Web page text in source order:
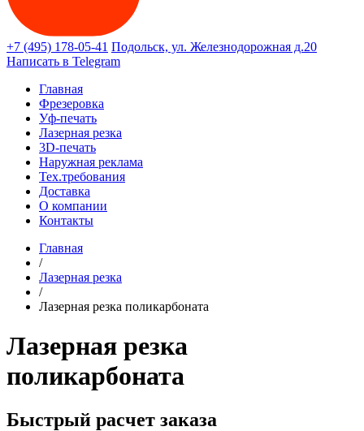
+7 (495) 178-05-41 Подольск, ул. Железнодорожная д.20
Написать в Telegram
Главная
Фрезеровка
Уф-печать
Лазерная резка
3D-печать
Наружная реклама
Тех.требования
Доставка
О компании
Контакты
Главная
/
Лазерная резка
/
Лазерная резка поликарбоната
Лазерная резка
поликарбоната
Быстрый расчет заказа